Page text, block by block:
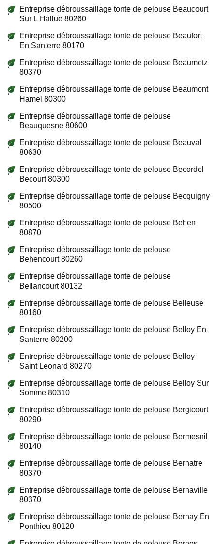
Entreprise débroussaillage tonte de pelouse Beaucourt
Sur L Hallue 80260
Entreprise débroussaillage tonte de pelouse Beaufort
En Santerre 80170
Entreprise débroussaillage tonte de pelouse Beaumetz
80370
Entreprise débroussaillage tonte de pelouse Beaumont
Hamel 80300
Entreprise débroussaillage tonte de pelouse
Beauquesne 80600
Entreprise débroussaillage tonte de pelouse Beauval
80630
Entreprise débroussaillage tonte de pelouse Becordel
Becourt 80300
Entreprise débroussaillage tonte de pelouse Becquigny
80500
Entreprise débroussaillage tonte de pelouse Behen
80870
Entreprise débroussaillage tonte de pelouse
Behencourt 80260
Entreprise débroussaillage tonte de pelouse
Bellancourt 80132
Entreprise débroussaillage tonte de pelouse Belleuse
80160
Entreprise débroussaillage tonte de pelouse Belloy En
Santerre 80200
Entreprise débroussaillage tonte de pelouse Belloy
Saint Leonard 80270
Entreprise débroussaillage tonte de pelouse Belloy Sur
Somme 80310
Entreprise débroussaillage tonte de pelouse Bergicourt
80290
Entreprise débroussaillage tonte de pelouse Bermesnil
80140
Entreprise débroussaillage tonte de pelouse Bernatre
80370
Entreprise débroussaillage tonte de pelouse Bernaville
80370
Entreprise débroussaillage tonte de pelouse Bernay En
Ponthieu 80120